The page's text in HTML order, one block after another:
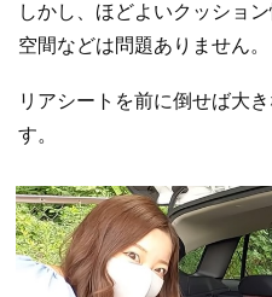
しかし、ほどよいクッショ
空間などは問題ありません。
リアシートを前に倒せば大
す。